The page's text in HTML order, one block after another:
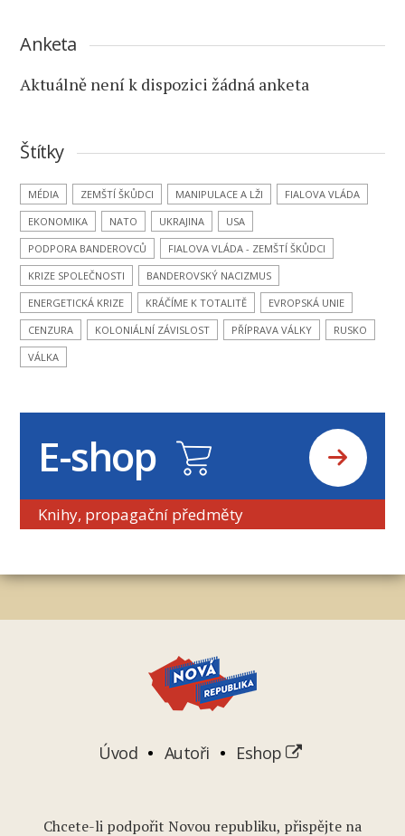
Anketa
Aktuálně není k dispozici žádná anketa
Štítky
MÉDIA ZEMŠTÍ ŠKŮDCI MANIPULACE A LŽI
FIALOVA VLÁDA
EKONOMIKA
NATO UKRAJINA
USA
PODPORA BANDEROVCŮ
FIALOVA VLÁDA - ZEMŠTÍ ŠKŮDCI
KRIZE SPOLEČNOSTI
BANDEROVSKÝ NACIZMUS
ENERGETICKÁ KRIZE
KRÁČÍME K TOTALITĚ
EVROPSKÁ UNIE
CENZURA
KOLONIÁLNÍ ZÁVISLOST PŘÍPRAVA VÁLKY
RUSKO
VÁLKA
E-shop
Knihy, propagační předměty
Úvod Autoři Eshop
Chcete-li podpořit Novou republiku, přispějte na